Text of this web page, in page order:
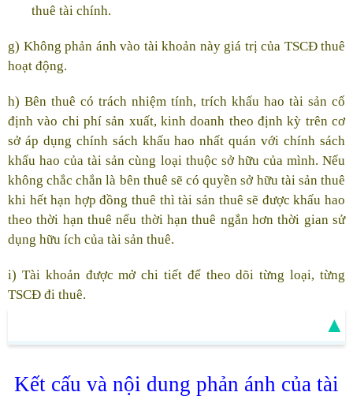
thuê tài chính.
g) Không phản ánh vào tài khoản này giá trị của TSCĐ thuê
hoạt động.
h) Bên thuê có trách nhiệm tính, trích khấu hao tài sản cố
định vào chi phí sản xuất, kinh doanh theo định kỳ trên cơ
sở áp dụng chính sách khấu hao nhất quán với chính sách
khấu hao của tài sản cùng loại thuộc sở hữu của mình. Nếu
không chắc chắn là bên thuê sẽ có quyền sở hữu tài sản thuê
khi hết hạn hợp đồng thuê thì tài sản thuê sẽ được khấu hao
theo thời hạn thuê nếu thời hạn thuê ngắn hơn thời gian sử
dụng hữu ích của tài sản thuê.
i) Tài khoản được mở chi tiết để theo dõi từng loại, từng
TSCĐ đi thuê.
▲
Kết cấu và nội dung phản ánh của tài